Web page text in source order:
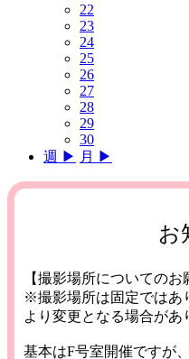
22
23
24
25
26
27
28
29
30
週 ▶︎ 月 ▶︎
お
【撮影場所についてのお
※撮影場所は固定ではあ
より変更となる場合があ
基本はF号室開催ですが